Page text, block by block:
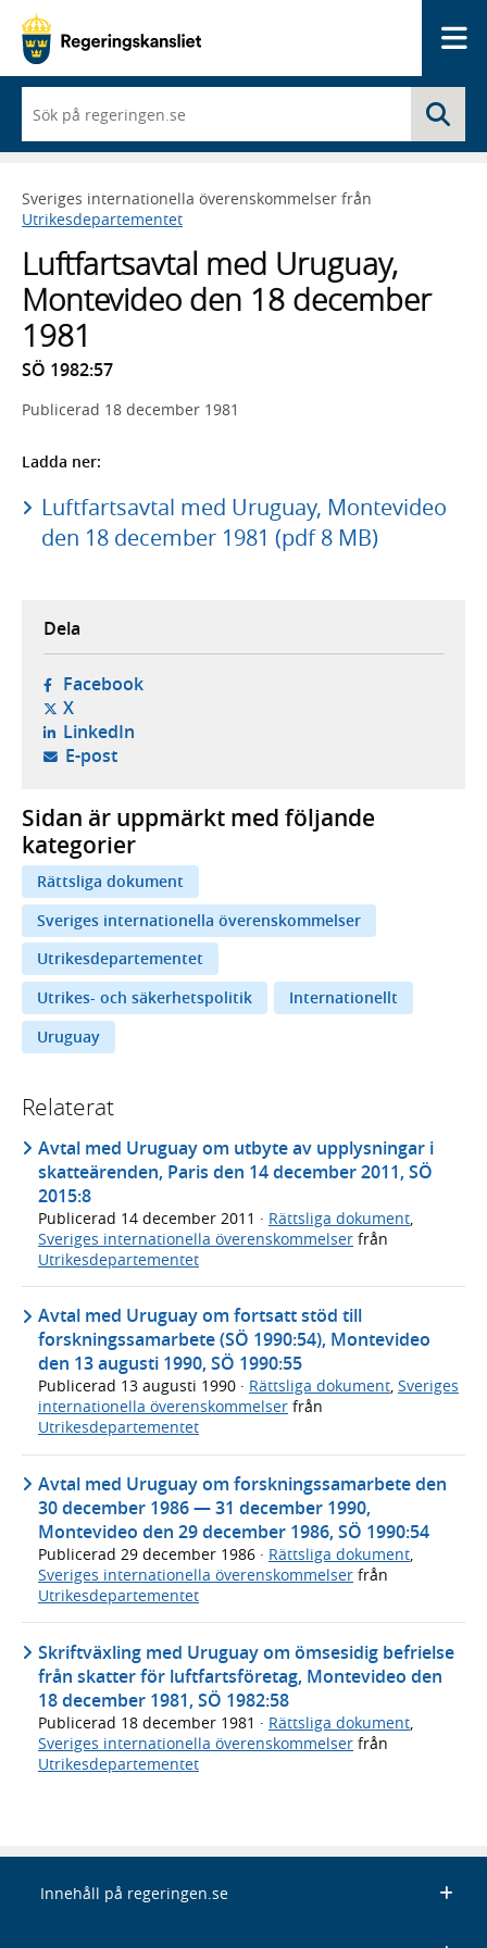
du
börjar
skriva
framträder
en
med
sökförslag
Sveriges internationella överenskommelser från
Utrikesdepartementet
Luftfartsavtal med Uruguay,
Montevideo den 18 december
1981
SÖ 1982:57
Publicerad 18 december 1981
Ladda ner:
Luftfartsavtal med Uruguay, Montevideo
den 18 december 1981 (pdf 8 MB)
Dela
Facebook- öppnas i ny flik, extern webbplats,
X- öppnas i ny flik, extern webbplats,
LinkedIn- öppnas i ny flik, extern webbplats,
E-post- öppnar din e-postklient,
Sidan är uppmärkt med följande
kategorier
Rättsliga dokument
Sveriges internationella överenskommelser
Utrikesdepartementet
Utrikes- och säkerhetspolitik
Internationellt
Uruguay
Relaterat
Avtal med Uruguay om utbyte av upplysningar i
skatteärenden, Paris den 14 december 2011, SÖ
2015:8
Publicerad 14 december 2011 · Rättsliga dokument
Sveriges internationella överenskommelser från
Utrikesdepartementet
Avtal med Uruguay om fortsatt stöd till
forskningssamarbete (SÖ 1990:54), Montevideo
den 13 augusti 1990, SÖ 1990:55
Publicerad 13 augusti 1990 · Rättsliga dokument, Sveriges
internationella överenskommelser från
Utrikesdepartementet
Avtal med Uruguay om forskningssamarbete den
30 december 1986 — 31 december 1990,
Montevideo den 29 december 1986, SÖ 1990:54
Publicerad 29 december 1986 · Rättsliga dokument,
Sveriges internationella överenskommelser från
Utrikesdepartementet
Skriftväxling med Uruguay om ömsesidig befrielse
från skatter för luftfartsföretag, Montevideo den
18 december 1981, SÖ 1982:58
Publicerad 18 december 1981 · Rättsliga dokument
Sveriges internationella överenskommelser från
Utrikesdepartementet
Innehåll på regeringen.se